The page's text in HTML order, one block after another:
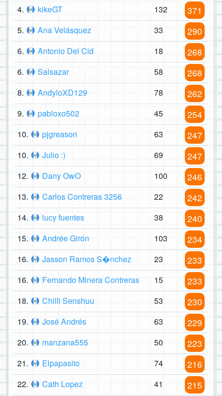
4. kikeGT 132 371
5. Ana Velásquez 33 290
6. Antonio Del Cid 18 268
6. Salsazar 58 268
8. AndyloXD129 78 262
9. pabloxo502 45 254
10. pjgreason 63 247
10. Julio :) 69 247
12. Dany OwO 100 246
13. Carlos Contreras 3256 22 242
14. lucy fuentes 38 240
15. Andrée Girón 103 234
16. Jasson Ramos S�nchez 23 233
16. Fernando Minera Contreras 15 233
18. Chilli Senshuu 53 230
19. José Andrés 63 229
20. manzana555 50 223
21. Elpapasito 74 216
22. Cath Lopez 41 215